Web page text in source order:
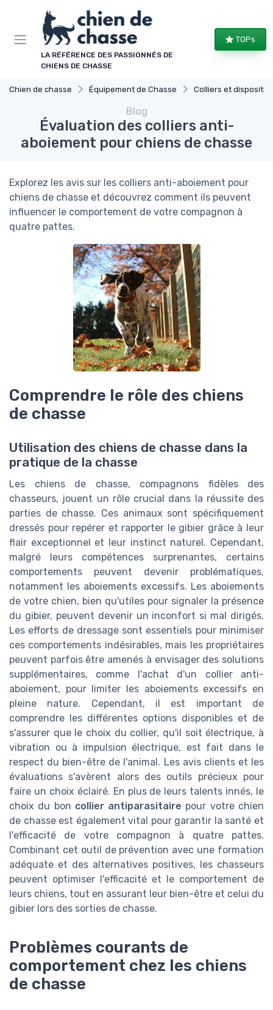
LA RÉFÉRENCE DES PASSIONNÉS DE
CHIENS DE CHASSE
TOPs
Chien de chasse Équipement de Chasse Colliers et dispositifs
Blog
Évaluation des colliers anti-
aboiement pour chiens de chasse
Explorez les avis sur les colliers anti-aboiement pour
chiens de chasse et découvrez comment ils peuvent
influencer le comportement de votre compagnon à
quatre pattes.
Comprendre le rôle des chiens
de chasse
Utilisation des chiens de chasse dans la
pratique de la chasse
Les chiens de chasse, compagnons fidèles des
chasseurs, jouent un rôle crucial dans la réussite des
parties de chasse. Ces animaux sont spécifiquement
dressés pour repérer et rapporter le gibier grâce à leur
flair exceptionnel et leur instinct naturel. Cependant,
malgré leurs compétences surprenantes, certains
comportements peuvent devenir problématiques,
notamment les aboiements excessifs. Les aboiements
de votre chien, bien qu'utiles pour signaler la présence
du gibier, peuvent devenir un inconfort si mal dirigés.
Les efforts de dressage sont essentiels pour minimiser
ces comportements indésirables, mais les propriétaires
peuvent parfois être amenés à envisager des solutions
supplémentaires, comme l'achat d'un collier anti-
aboiement, pour limiter les aboiements excessifs en
pleine nature. Cependant, il est important de
comprendre les différentes options disponibles et de
s'assurer que le choix du collier, qu'il soit électrique, à
vibration ou à impulsion électrique, est fait dans le
respect du bien-être de l'animal. Les avis clients et les
évaluations s'avèrent alors des outils précieux pour
faire un choix éclairé. En plus de leurs talents innés, le
choix du bon collier antiparasitaire pour votre chien
de chasse est également vital pour garantir la santé et
l'efficacité de votre compagnon à quatre pattes.
Combinant cet outil de prévention avec une formation
adéquate et des alternatives positives, les chasseurs
peuvent optimiser l'efficacité et le comportement de
leurs chiens, tout en assurant leur bien-être et celui du
gibier lors des sorties de chasse.
Problèmes courants de
comportement chez les chiens
de chasse
Panneau de gestion des cookies